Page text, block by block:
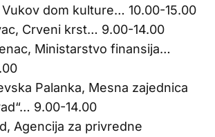
Vukov dom kulture… 10.00-15.00
Crveni krst… 9.00-14.00
Ministarstvo finansija…
Palanka, Mesna zajednica
9.00-14.00
Agencija za privredne